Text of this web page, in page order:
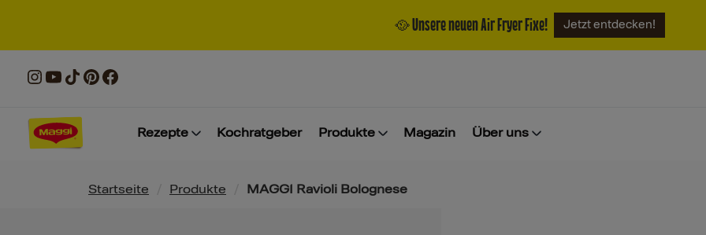
🥘 Unsere neuen Air Fryer Fixe! Jetzt entdecken!
Rezepte Kochratgeber Produkte Magazin Über uns
Pfadnavigation
Startseite Produkte MAGGI Ravioli Bolognese